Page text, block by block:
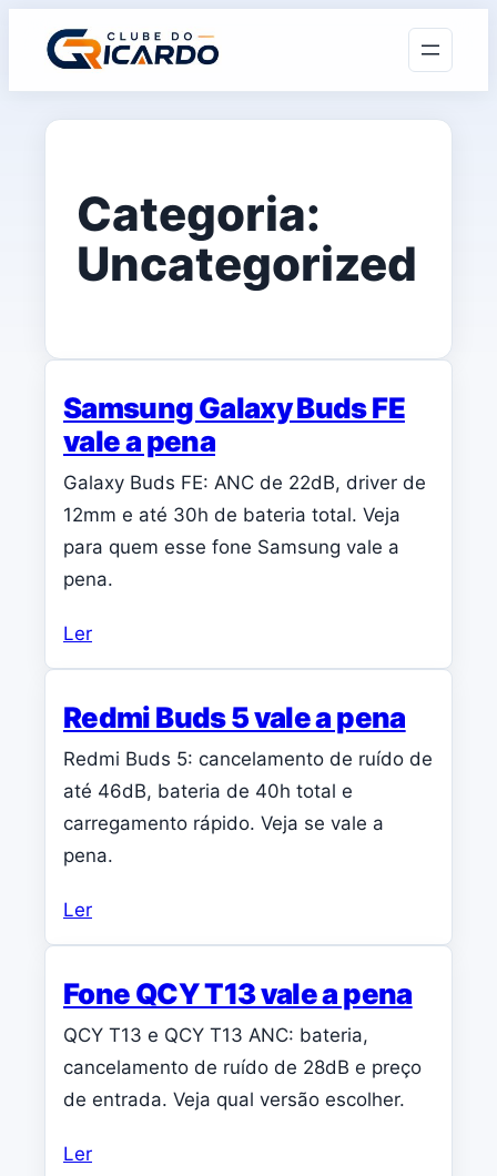
Categoria:
Uncategorized
Samsung Galaxy Buds FE
vale a pena
Galaxy Buds FE: ANC de 22dB, driver de
12mm e até 30h de bateria total. Veja
para quem esse fone Samsung vale a
pena.
Ler
Redmi Buds 5 vale a pena
Redmi Buds 5: cancelamento de ruído de
até 46dB, bateria de 40h total e
carregamento rápido. Veja se vale a
pena.
Ler
Fone QCY T13 vale a pena
QCY T13 e QCY T13 ANC: bateria,
cancelamento de ruído de 28dB e preço
de entrada. Veja qual versão escolher.
Ler